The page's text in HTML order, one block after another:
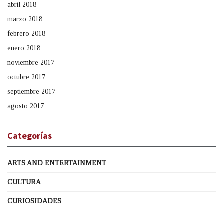
abril 2018
marzo 2018
febrero 2018
enero 2018
noviembre 2017
octubre 2017
septiembre 2017
agosto 2017
Categorías
ARTS AND ENTERTAINMENT
CULTURA
CURIOSIDADES